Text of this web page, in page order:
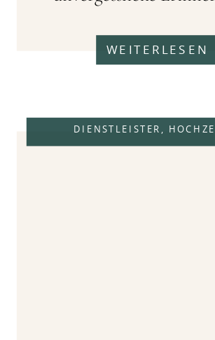
WEITERLESEN
DIENSTLEISTER ,